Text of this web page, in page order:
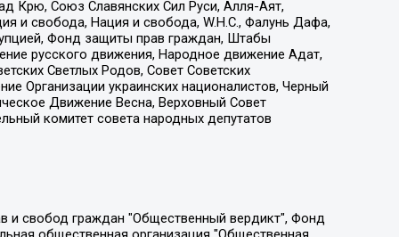
Крю, Союз Славянских Сил Руси, Алля-Аят,
и свобода, Нация и свобода, W.H.С., Фалунь Дафа,
Фонд защиты прав граждан, Штабы
русского движения, Народное движение Адат,
Светлых Родов, Совет Советских
Организации украинских националистов, Черный
Движение Весна, Верховный Совет
комитет совета народных депутатов
инициативная группа "Выход", Инициативная группа ЛГБТ+ "Реверс", Алексеев Андрей Викторович, Бекбулатова Таисия Львовна, Беляев Иван Михайлович, Владыкина Елена Сергеевна, Гельман Марат Александрович, Никульшина Вероника Юрьевна, Толоконникова Надежда Андреевна, Шендерович Виктор Анатольевич, Общество с ограниченной ответственностью "Данное сообщение", Общество с ограниченной ответственностью Издательский дом "Новая глава", Айнбиндер Александра Александровна, Московский комьюнити-центр для ЛГБТ+инициатив, Благотворительный фонд развития филантропии, Deutsche Welle (Германия, Kurt-Schumacher-Strasse 3, 53113 Bonn), Борзунова Мария Михайловна, Воробьев Виктор Викторович, Голубева Анна Львовна, Константинова Алла Михайловна, Малкова Ирина Владимировна, Мурадов Мурад Абдулгалимович, Осетинская Елизавета Николаевна, Понасенков Евгений Николаевич, Ганапольский Матвей Юрьевич, Киселев Евгений Алексеевич, Борухович Ирина Григорьевна, Дремин Иван Тимофеевич, Дубровский Дмитрий Викторович, Красноярская региональная общественная организация поддержки и развития альтернативных образовательных технологий и межкультурных коммуникаций "ИНТЕРРА", Маяковская Екатерина Алексеевна, Фейгин Марк Захарович, Филимонов Андрей Викторович, Дзугкоева Регина Николаевна, Доброхотов Роман Александрович, Дудь Юрий Александрович, Елкин Сергей Владимирович, Кругликов Кирилл Игоревич, Сабунаева Мария Леонидовна, Семенов Алексей Владимирович, Шаинян Карен Багратович, Шульман Екатерина Михайловна, Асафьев Артур Валерьевич, Вахштайн Виктор Семенович, Венедиктов Алексей Алексеевич, Лушникова Екатерина Евгеньевна, Волков Леонид Михайлович, Невзоров Александр Глебович, Пархоменко Сергей Борисович, Сироткин Ярослав Николаевич, Кара-Мурза Владимир Владимирович, Баранова Наталья Владимировна, Гозман Леонид Яковлевич, Кагарлицкий Борис Юльевич, Климарев Михаил Валерьевич, Милов Владимир Станиславович, Автономная некоммерческая организация Краснодарский центр современного искусства "Типография", Моргенштерн Алишер Тагирович, Соболь Любовь Эдуардовна, Общество с ограниченной ответственностью "ЛИЗА НОРМ", Каспаров Гарри Кимович, Ходорковский Михаил Борисович, Общество с ограниченной ответственностью "Апрельские тезисы", Данилович Ирина Брониславовна, Кашин Олег Владимирович, Петров Николай Владимирович, Пивоваров Алексей Владимирович, Соколов Михаил Владимирович, Цветкова Юлия Владимировна, Чичваркин Евгений Александрович, Комитет против пыток/Команда против пыток, Общество с ограниченной ответственностью "Первый научный", Общество с ограниченной ответственностью "Вертолет и ко", Белоцерковская Вероника Борисовна, Кац Максим Евгеньевич, Лазарева Татьяна Юрьевна, Шаведдинов Руслан Табризович, Яшин Илья Валерьевич, Общество с ограниченной ответственностью "Иноагент ААВ", Алешковский Дмитрий Петрович, Альбац Евгения Марковна, Быков Дмитрий Львович, Галямина Юлия Евгеньевна, Лойко Сергей Леонидович, Мартынов Кирилл Константинович, Медведев Сергей Александрович, Крашенинников Федор Геннадиевич, Гордеева Катерина Вл